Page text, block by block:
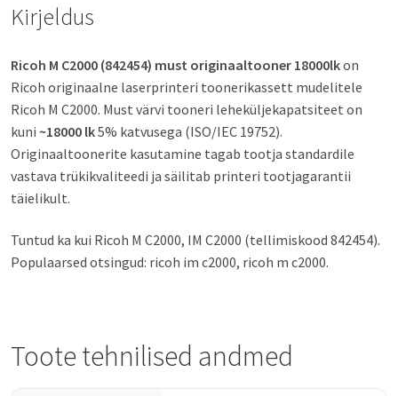
Kirjeldus
Ricoh M C2000 (842454) must originaaltooner 18000lkon
Ricoh originaalne laserprinteri toonerikassett mudelitele
Ricoh M C2000. Must värvi tooneri leheküljekapatsiteet on
kuni ~18000 lk5% katvusega (ISO/IEC 19752).
Originaaltoonerite kasutamine tagab tootja standardile
vastava trükikvaliteedi ja säilitab printeri tootjagarantii
täielikult.
Tuntud ka kui Ricoh M C2000, IM C2000 (tellimiskood 842454).
Populaarsed otsingud: ricoh im c2000, ricoh m c2000.
Toote tehnilised andmed